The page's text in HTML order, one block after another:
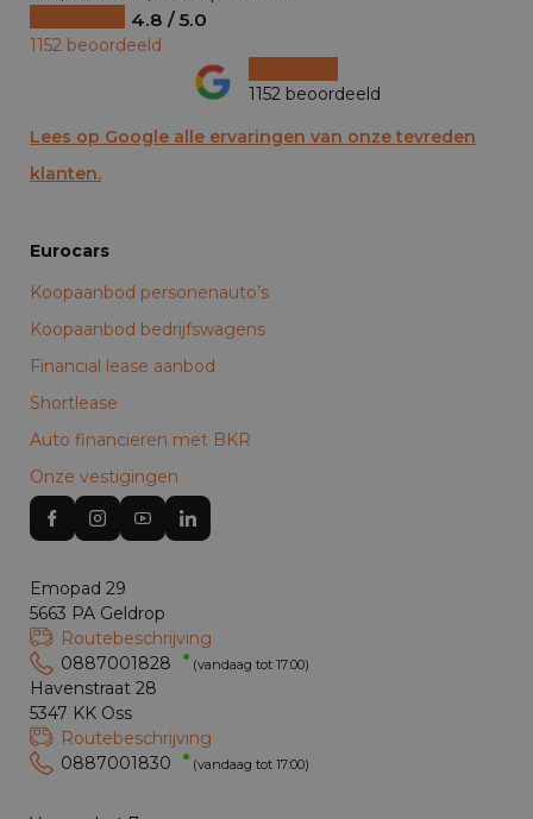
4.8 / 5.0
1152 beoordeeld
1152 beoordeeld
Lees op Google alle ervaringen van onze tevreden
klanten.
Eurocars
Koopaanbod personenauto’s
Koopaanbod bedrijfswagens
Financial lease aanbod
Shortlease
Auto financieren met BKR
Onze vestigingen
Emopad 29
5663 PA Geldrop
Routebeschrijving
0887001828
(vandaag tot 17:00)
Havenstraat 28
5347 KK Oss
Routebeschrijving
0887001830
(vandaag tot 17:00)